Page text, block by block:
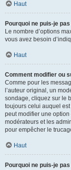
Haut
Pourquoi ne puis-je
Le nombre d’options
vous avez besoin
Haut
Comment modifier ou
Comme pour les
l’auteur original, un
sondage, cliquez sur le
toujours celui auquel est
peut modifier une
modérateurs et les
pour empêcher le
Haut
Pourquoi ne puis-je